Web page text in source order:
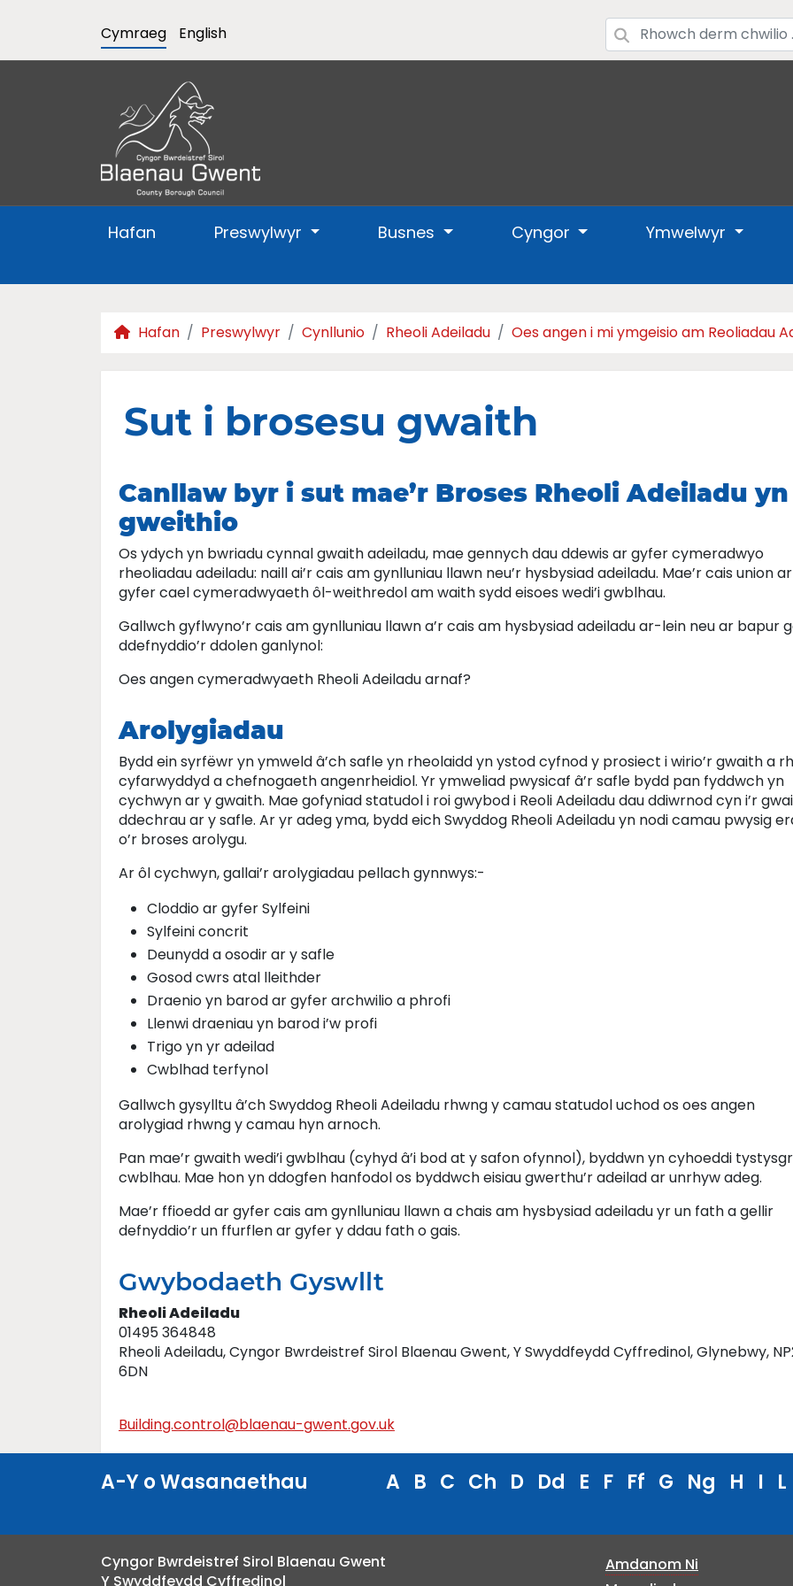
Cymraeg English
Hafan Preswylwyr Busnes Cyngor Ymwelwyr
Hafan Preswylwyr Cynllunio Rheoli Adeiladu Oes angen i mi ymgeisio am Reoliadau
Sut i brosesu gwaith
Canllaw byr i sut mae’r Broses Rheoli Adeiladu yn
gweithio
Os ydych yn bwriadu cynnal gwaith adeiladu, mae gennych dau ddewis ar gyfer cymeradwyo
rheoliadau adeiladu: naill ai’r cais am gynlluniau llawn neu’r hysbysiad adeiladu. Mae’r cais union ar
gyfer cael cymeradwyaeth ôl-weithredol am waith sydd eisoes wedi’i gwblhau.
Gallwch gyflwyno’r cais am gynlluniau llawn a’r cais am hysbysiad adeiladu ar-lein neu ar bapur
ddefnyddio’r ddolen ganlynol:
Oes angen cymeradwyaeth Rheoli Adeiladu arnaf?
Arolygiadau
Bydd ein syrfëwr yn ymweld â’ch safle yn rheolaidd yn ystod cyfnod y prosiect i wirio’r gwaith a
cyfarwyddyd a chefnogaeth angenrheidiol. Yr ymweliad pwysicaf â’r safle bydd pan fyddwch yn
cychwyn ar y gwaith. Mae gofyniad statudol i roi gwybod i Reoli Adeiladu dau ddiwrnod cyn i’r
ddechrau ar y safle. Ar yr adeg yma, bydd eich Swyddog Rheoli Adeiladu yn nodi camau pwysig
o’r broses arolygu.
Ar ôl cychwyn, gallai’r arolygiadau pellach gynnwys:-
Cloddio ar gyfer Sylfeini
Sylfeini concrit
Deunydd a osodir ar y safle
Gosod cwrs atal lleithder
Draenio yn barod ar gyfer archwilio a phrofi
Llenwi draeniau yn barod i’w profi
Trigo yn yr adeilad
Cwblhad terfynol
Gallwch gysylltu â’ch Swyddog Rheoli Adeiladu rhwng y camau statudol uchod os oes angen
arolygiad rhwng y camau hyn arnoch.
Pan mae’r gwaith wedi’i gwblhau (cyhyd â’i bod at y safon ofynnol), byddwn yn cyhoeddi
cwblhau. Mae hon yn ddogfen hanfodol os byddwch eisiau gwerthu’r adeilad ar unrhyw adeg.
Mae’r ffioedd ar gyfer cais am gynlluniau llawn a chais am hysbysiad adeiladu yr un fath a gellir
defnyddio’r un ffurflen ar gyfer y ddau fath o gais.
Gwybodaeth Gyswllt
Rheoli Adeiladu
01495 364848
Rheoli Adeiladu, Cyngor Bwrdeistref Sirol Blaenau Gwent, Y Swyddfeydd Cyffredinol, Glynebwy,
6DN
Building.control@blaenau-gwent.gov.uk
A-Y o Wasanaethau A B C Ch D Dd E F Ff G Ng H I L
Cyngor Bwrdeistref Sirol Blaenau Gwent
Y Swyddfeydd Cyffredinol
Amdanom Ni